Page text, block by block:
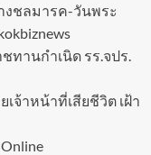
ชลมารค-วันพระ
ทานกำเนิด รร.จปร.
จ้าหน้าที่เสียชีวิต เฝ้า